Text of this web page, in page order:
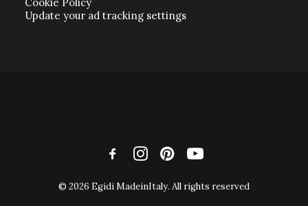
Update your ad tracking settings
© 2026 Egidi MadeinItaly. All rights reserved